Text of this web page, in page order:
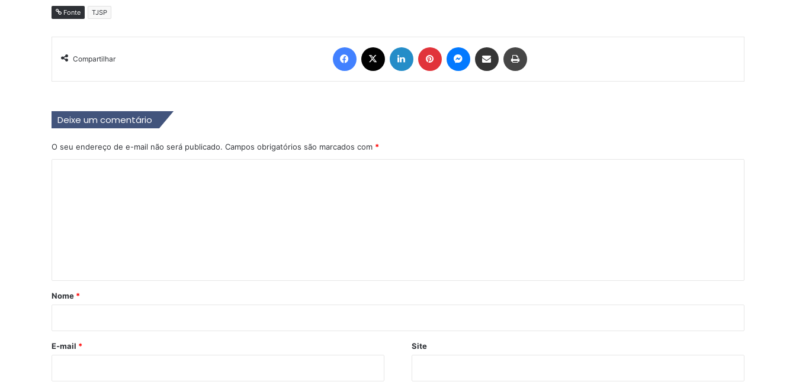
Fonte TJSP
Compartilhar
Deixe um comentário
O seu endereço de e-mail não será publicado. Campos obrigatórios são marcados com *
r
*
Nome *
E-mail * Site